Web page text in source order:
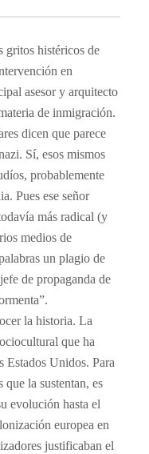
gritos histéricos de
en
asesor y arquitecto
de inmigración.
dicen que parece
Sí, esos mismos
probablemente
Pues ese señor
más radical (y
medios de
un plagio de
de propaganda de
la historia. La
que ha
Estados Unidos. Para
la sustentan, es
evolución hasta el
europea en
justificaban el